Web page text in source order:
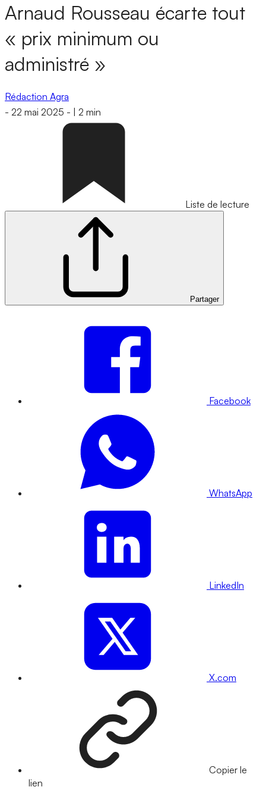
Arnaud Rousseau écarte tout
« prix minimum ou
administré »
Rédaction Agra
- 22 mai 2025 - 2 min
Liste de lecture
Partager
Facebook
WhatsApp
LinkedIn
X.com
Copier le
lien